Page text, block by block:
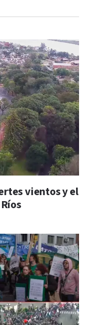
vientos y el